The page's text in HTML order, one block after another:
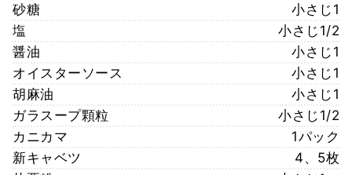
砂糖
小さじ1
塩
小さじ1/2
醤油
小さじ1
オイスターソース
小さじ1
胡麻油
小さじ1
ガラスープ顆粒
小さじ1/2
カニカマ
1パック
新キャベツ
4、5枚